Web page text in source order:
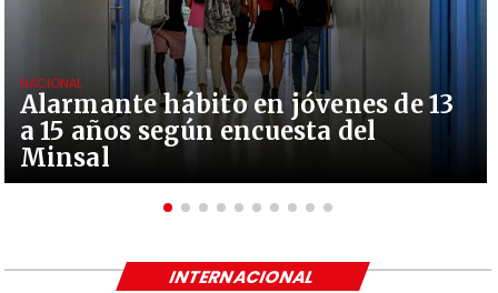
Alarmante hábito en jóvenes de 13
a 15 años según encuesta del
Minsal
NACIONAL
INTERNACIONAL